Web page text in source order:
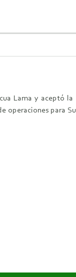
Lama y aceptó la
operaciones para